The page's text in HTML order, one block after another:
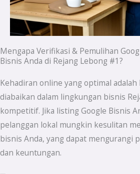
Mengapa Verifikasi & Pemulihan
Bisnis Anda di Rejang Lebong #1?
Kehadiran online yang optimal adalah
diabaikan dalam lingkungan bisnis
kompetitif. Jika listing Google Bisnis
pelanggan lokal mungkin kesulitan
bisnis Anda, yang dapat mengurangi
dan keuntungan.